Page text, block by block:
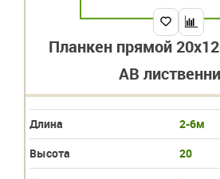
Планкен прямой
АВ
Длина
2-6м
Высота
20